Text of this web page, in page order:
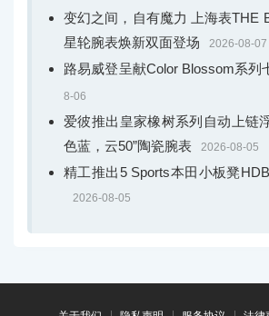
变幻之间，自有魔力 上海表THE
星轮腕表焕新双面登场
2026-08-07
路易威登呈献Color Blossom系列
8-06
爱彼推出皇家橡树系列自动上链
色蓝，云50”陶瓷腕表
2026-08-05
精工推出5 Sports本田小板凳
2026-08-05